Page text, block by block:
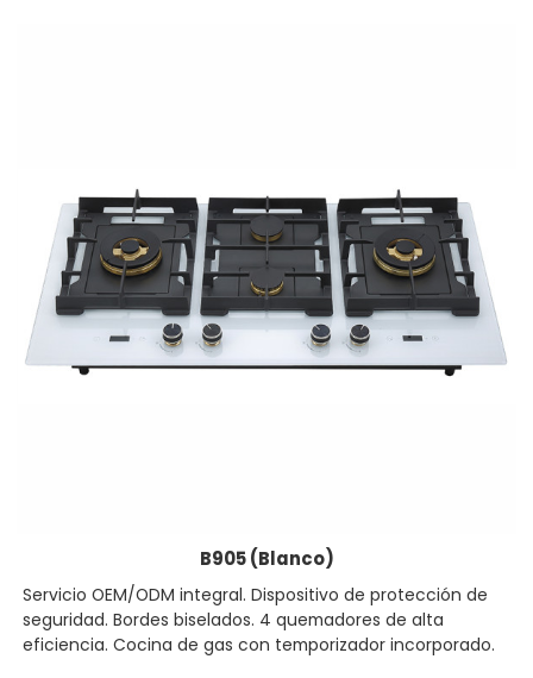
B905 (Blanco)
Servicio OEM/ODM integral. Dispositivo de protección de
seguridad. Bordes biselados. 4 quemadores de alta
eficiencia. Cocina de gas con temporizador incorporado.